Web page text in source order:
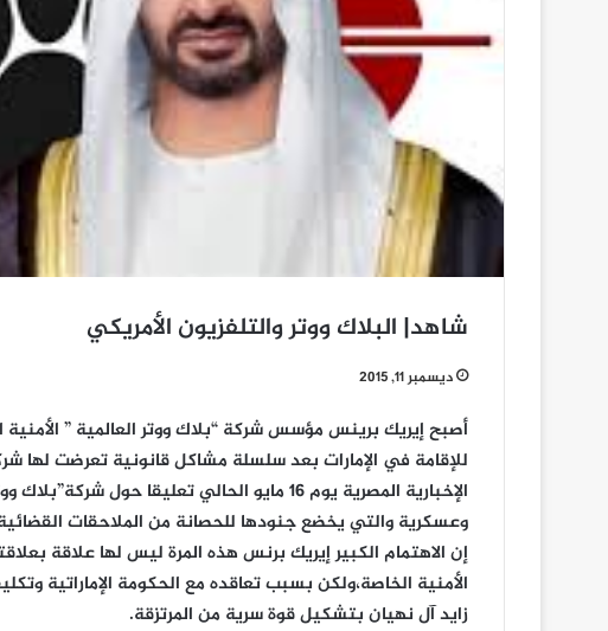
شاهد| البلاك ووتر والتلفزيون الأمريكي
ديسمبر 11, 2015
أصبح إيريك برينس مؤسس شركة “بلاك ووتر العالمية ” الأمنية
للإقامة في الإمارات بعد سلسلة مشاكل قانونية تعرضت لها
الإخبارية المصرية يوم 16 مايو الحالي تعليقا
وعسكرية والتي يخضع جنودها للحصانة من الملاحقات
إن الاهتمام الكبير إيريك برنس هذه المرة ليس لها علاقة
الأمنية الخاصة،ولكن بسبب تعاقده مع الحكومة
زايد آل نهيان بتشكيل قوة سرية من المرتزقة.